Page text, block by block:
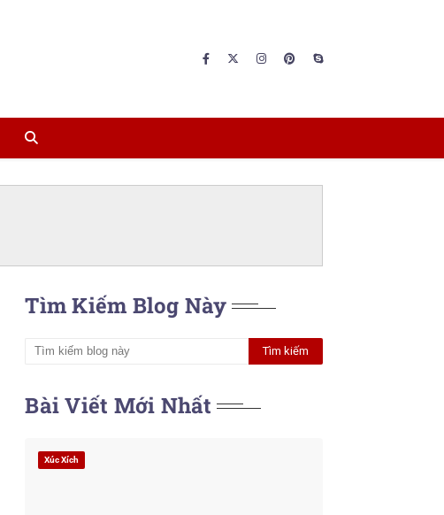
Tìm Kiếm Blog Này
Bài Viết Mới Nhất
Xúc Xích